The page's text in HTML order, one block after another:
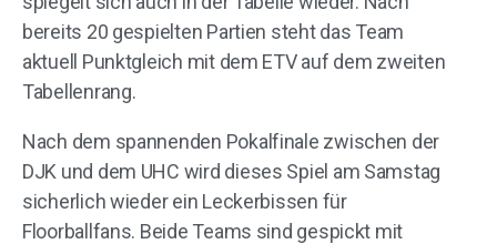
bereits 20 gespielten Partien steht das Team
aktuell Punktgleich mit dem ETV auf dem zweiten
Tabellenrang.
Nach dem spannenden Pokalfinale zwischen der
DJK und dem UHC wird dieses Spiel am Samstag
sicherlich wieder ein Leckerbissen für
Floorballfans. Beide Teams sind gespickt mit